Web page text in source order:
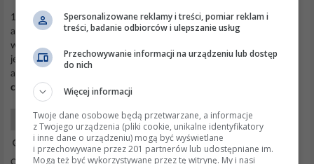
13.8V to minimum dlaakumulatorówz dodatkiem bizmutu czy
antymonu. A że dzisiaj praktycznie takich nie uświadczysz bo
wszystkie są z dodatkiem wapnia. I mierzyłeś na
jest za mało. Teraz trzeba sprawdzić na alternatorze ile masz. Twoje
auto jest stare nie ma układów
czujnika temperatury podakumulatorem
Samochody Elektryka i elektronika
13 Lip 2025 20:36
Odpowiedzi: 11 Wyświetleń: 2055
Spersonalizowane reklamy i treści, pomiar reklam i
treści, badanie odbiorców i ulepszanie usług
Przechowywanie informacji na urządzeniu lub dostęp
do nich
Więcej informacji
Twoje dane osobowe będą przetwarzane, a informacje
z Twojego urządzenia (pliki cookie, unikalne identyfikatory
i inne dane o urządzeniu) mogą być wyświetlane
i przechowywane przez 201 partnerów lub udostępniane im.
Mogą też być wykorzystywane przez tę witrynę. My i nasi